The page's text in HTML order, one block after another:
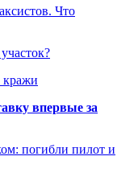
Что
кражи
впервые за
погибли пилот и